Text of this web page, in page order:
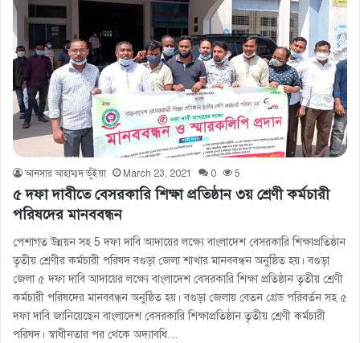
আনসার আহাম্মদ ভূঁইয়া March 23, 2021 0 5
৫ দফা দাবীতে বেসরকারি শিক্ষা প্রতিষ্ঠান ৩য় শ্রেণী কর্মচারী
পরিষদের মানববন্ধন
পেশাগত উন্নয়ন সহ 5 দফা দাবি আদায়ের লক্ষ্যে বাংলাদেশ বেসরকারি শিক্ষাপ্রতিষ্ঠান
তৃতীয় শ্রেণীর কর্মচারী পরিষদ বগুড়া জেলা শাখার মানববন্ধন অনুষ্ঠিত হয়। বগুড়া
জেলা ৫ দফা দাবি আদায়ের লক্ষ্যে বাংলাদেশ বেসরকারি শিক্ষা প্রতিষ্ঠান তৃতীয় শ্রেণী
কর্মচারী পরিষদের মানববন্ধন অনুষ্ঠিত হয়। বগুড়া জেলায় বেতন গ্রেড পরিবর্তন সহ ৫
দফা দাবি জানিয়েছেন বাংলাদেশ বেসরকারি শিক্ষাপ্রতিষ্ঠান তৃতীয় শ্রেণী কর্মচারী
পরিষদ। স্বাধীনতার পর থেকে অদ্যাবধি…